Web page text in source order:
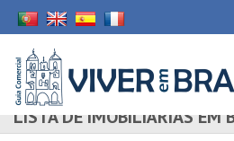
LISTA DE IMOBILIÁRIAS EM